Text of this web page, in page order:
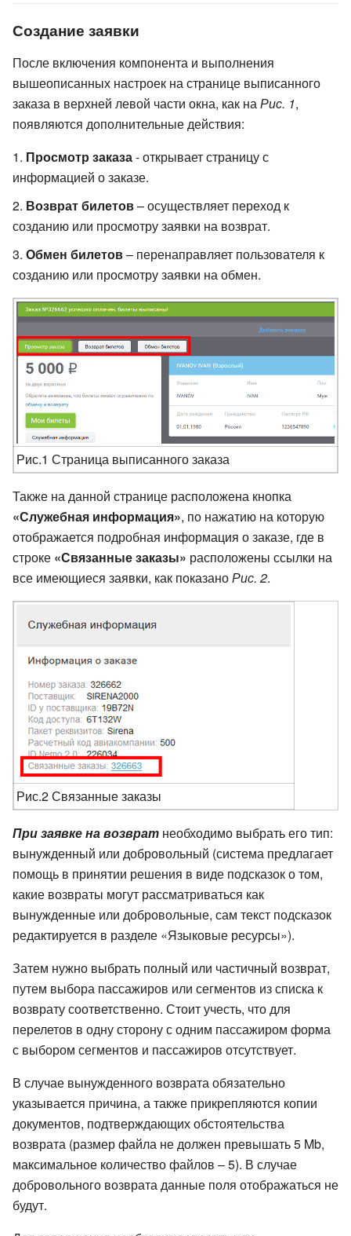
Создание заявки
После включения компонента и выполнения
вышеописанных настроек на странице выписанного
заказа в верхней левой части окна, как на Рис. 1,
появляются дополнительные действия:
Просмотр заказа- открывает страницу с
информацией о заказе.
Возврат билетов– осуществляет переход к
созданию или просмотру заявки на возврат.
Обмен билетов– перенаправляет пользователя к
созданию или просмотру заявки на обмен.
Рис.1 Страница выписанного заказа
Также на данной странице расположена кнопка
«Служебная информация», по нажатию на которую
отображается подробная информация о заказе, где в
строке «Связанные заказы» расположены ссылки на
все имеющиеся заявки, как показаноРис. 2.
Рис.2 Связанные заказы
При заявке на возврат необходимо выбрать его тип:
вынужденный или добровольный (система предлагает
помощь в принятии решения в виде подсказок о том,
какие возвраты могут рассматриваться как
вынужденные или добровольные, сам текст подсказок
редактируется в разделе «Языковые ресурсы»).
Затем нужно выбрать полный или частичный возврат,
путем выбора пассажиров или сегментов из списка к
возврату соответственно. Стоит учесть, что для
перелетов в одну сторону с одним пассажиром форма
с выбором сегментов и пассажиров отсутствует.
В случае вынужденного возврата обязательно
указывается причина, а также прикрепляются копии
документов, подтверждающих обстоятельства
возврата (размер файла не должен превышать 5 Mb,
максимальное количество файлов – 5). В случае
добровольного возврата данные поля отображаться не
будут.